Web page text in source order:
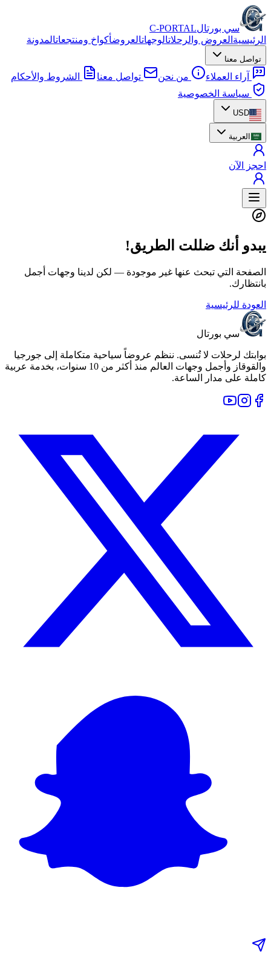
سي بورتالC-PORTAL
الرئيسية العروض والرحلاتالوجهاتالعروضأكواخ ومنتجعاتالمدونة
تواصل معنا
آراء العملاء من نحن تواصل معنا
الشروط والأحكام
سياسة الخصوصية
USD
العربية
احجز الآن
يبدو أنك ضللت الطريق!
الصفحة التي تبحث عنها غير موجودة — لكن لدينا وجهات أجمل
بانتظارك.
العودة للرئيسية
سي بورتال
بوابتك لرحلات لا تُنسى. ننظم عروضاً سياحية متكاملة إلى جورجيا
والقوقاز وأجمل وجهات العالم منذ أكثر من 10 سنوات، بخدمة عربية
كاملة على مدار الساعة.